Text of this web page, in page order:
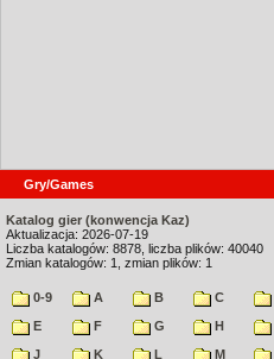
Gry/Games
Katalog gier (konwencja Kaz)
Aktualizacja: 2026-07-19
Liczba katalogów: 8878, liczba plików: 40040
Zmian katalogów: 1, zmian plików: 1
0-9 A B C
E
F G H
J
K L M